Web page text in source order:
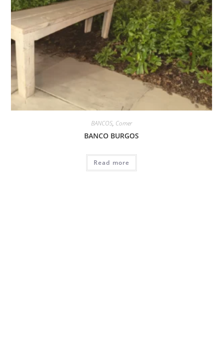
BANCOS, Comer
BANCO BURGOS
Read more